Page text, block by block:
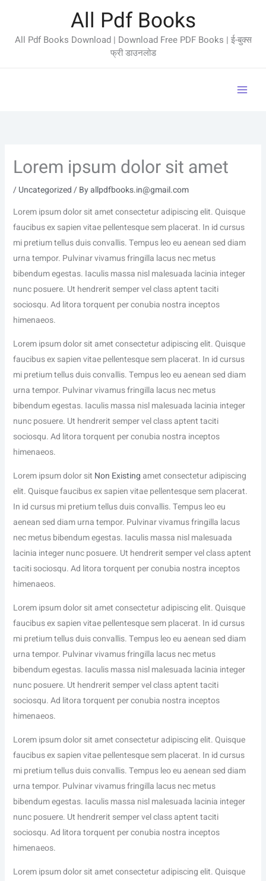
content
All Pdf Books
All Pdf Books Download | Download Free PDF Books | ई-बुक्स
फ्री डाउनलोड
Lorem ipsum dolor sit amet
/Uncategorized/ Byallpdfbooks.in@gmail.com
Lorem ipsum dolor sit amet consectetur adipiscing elit. Quisque
faucibus ex sapien vitae pellentesque sem placerat. In id cursus
mi pretium tellus duis convallis. Tempus leo eu aenean sed diam
urna tempor. Pulvinar vivamus fringilla lacus nec metus
bibendum egestas. Iaculis massa nisl malesuada lacinia integer
nunc posuere. Ut hendrerit semper vel class aptent taciti
sociosqu. Ad litora torquent per conubia nostra inceptos
himenaeos.
Lorem ipsum dolor sit amet consectetur adipiscing elit. Quisque
faucibus ex sapien vitae pellentesque sem placerat. In id cursus
mi pretium tellus duis convallis. Tempus leo eu aenean sed diam
urna tempor. Pulvinar vivamus fringilla lacus nec metus
bibendum egestas. Iaculis massa nisl malesuada lacinia integer
nunc posuere. Ut hendrerit semper vel class aptent taciti
sociosqu. Ad litora torquent per conubia nostra inceptos
himenaeos.
Lorem ipsum dolor sit Non Existing amet consectetur adipiscing
elit. Quisque faucibus ex sapien vitae pellentesque sem placerat.
In id cursus mi pretium tellus duis convallis. Tempus leo eu
aenean sed diam urna tempor. Pulvinar vivamus fringilla lacus
nec metus bibendum egestas. Iaculis massa nisl malesuada
lacinia integer nunc posuere. Ut hendrerit semper vel class aptent
taciti sociosqu. Ad litora torquent per conubia nostra inceptos
himenaeos.
Lorem ipsum dolor sit amet consectetur adipiscing elit. Quisque
faucibus ex sapien vitae pellentesque sem placerat. In id cursus
mi pretium tellus duis convallis. Tempus leo eu aenean sed diam
urna tempor. Pulvinar vivamus fringilla lacus nec metus
bibendum egestas. Iaculis massa nisl malesuada lacinia integer
nunc posuere. Ut hendrerit semper vel class aptent taciti
sociosqu. Ad litora torquent per conubia nostra inceptos
himenaeos.
Lorem ipsum dolor sit amet consectetur adipiscing elit. Quisque
faucibus ex sapien vitae pellentesque sem placerat. In id cursus
mi pretium tellus duis convallis. Tempus leo eu aenean sed diam
urna tempor. Pulvinar vivamus fringilla lacus nec metus
bibendum egestas. Iaculis massa nisl malesuada lacinia integer
nunc posuere. Ut hendrerit semper vel class aptent taciti
sociosqu. Ad litora torquent per conubia nostra inceptos
himenaeos.
Lorem ipsum dolor sit amet consectetur adipiscing elit. Quisque